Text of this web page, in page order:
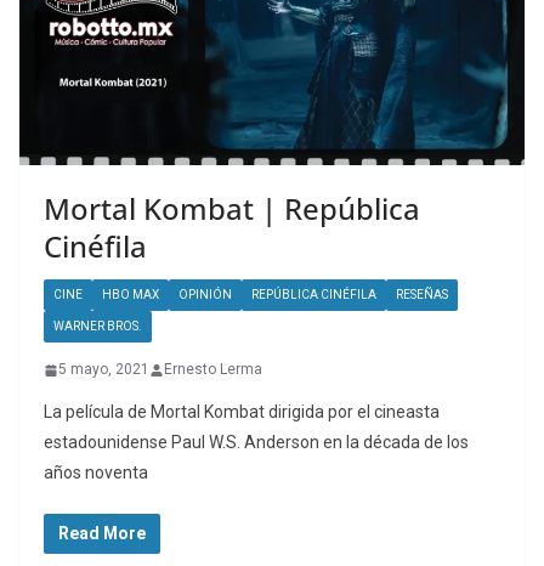
Mortal Kombat | República
Cinéfila
CINE HBO MAX OPINIÓN REPÚBLICA CINÉFILA RESEÑAS
WARNER BROS.
5 mayo, 2021 Ernesto Lerma
La película de Mortal Kombat dirigida por el cineasta
estadounidense Paul W.S. Anderson en la década de los
años noventa
Read More